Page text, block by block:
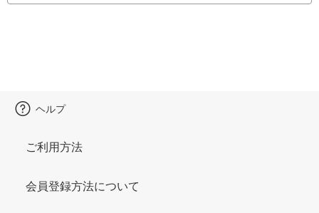
ヘルプ
ご利用方法
会員登録方法について